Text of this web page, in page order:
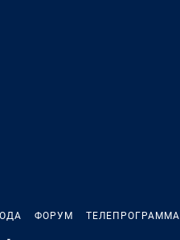
ФОРУМ ТЕЛЕПРОГРАММА